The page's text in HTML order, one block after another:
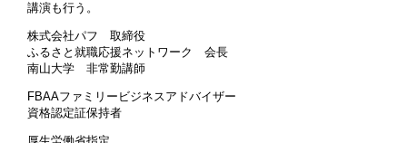
講演も行う。
株式会社パフ 取締役
ふるさと就職応援ネットワーク 会長
南山大学 非常勤講師
FBAAファミリービジネスアドバイザー
資格認定証保持者